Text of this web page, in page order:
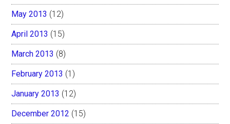
May 2013 (12)
April 2013 (15)
March 2013 (8)
February 2013 (1)
January 2013 (12)
December 2012 (15)